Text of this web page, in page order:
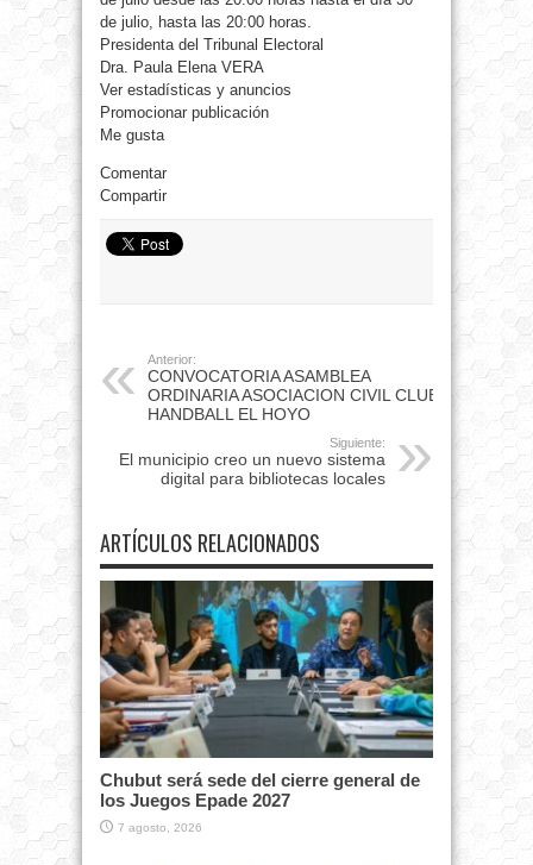
de julio, hasta las 20:00 horas.
Presidenta del Tribunal Electoral
Dra. Paula Elena VERA
Ver estadísticas y anuncios
Promocionar publicación
Me gusta
Comentar
Compartir
Anterior:
CONVOCATORIA ASAMBLEA
ORDINARIA ASOCIACION CIVIL CLUB
HANDBALL EL HOYO
Siguiente:
El municipio creo un nuevo sistema
digital para bibliotecas locales
ARTÍCULOS RELACIONADOS
Chubut será sede del cierre general de
los Juegos Epade 2027
7 agosto, 2026